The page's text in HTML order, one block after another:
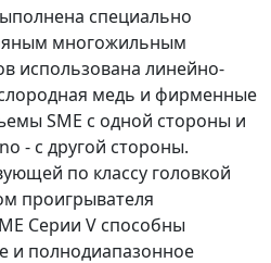
специально
многожильным
использована линейно-
медь и фирменные
SME с одной стороны и
- с другой стороны.
по классу головкой
проигрывателя
Серии V способны
и полнодиапазонное